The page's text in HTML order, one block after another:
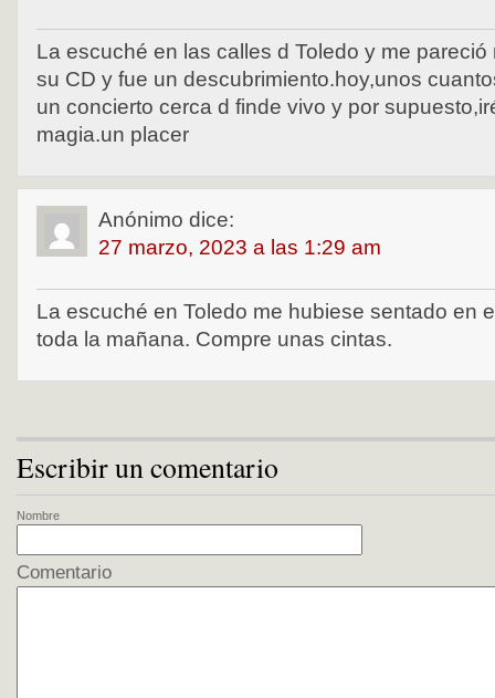
La escuché en las calles d Toledo y me
su CD y fue un descubrimiento.hoy,unos
un concierto cerca d finde vivo y por
magia.un placer
Anónimo dice:
27 marzo, 2023 a las 1:29 am
La escuché en Toledo me hubiese sentado en
toda la mañana. Compre unas cintas.
Escribir un comentario
Nombre
Comentario